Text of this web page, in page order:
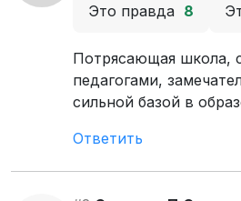
Это правда 8
Потрясающая школа,
педагогами,
сильной базой в
Ответить